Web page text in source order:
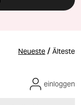
Neueste / Älteste
einloggen